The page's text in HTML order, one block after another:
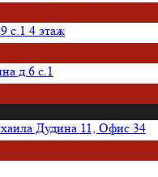
с.1 4 этаж
д.6 с.1
Дудина 11, Офис 34